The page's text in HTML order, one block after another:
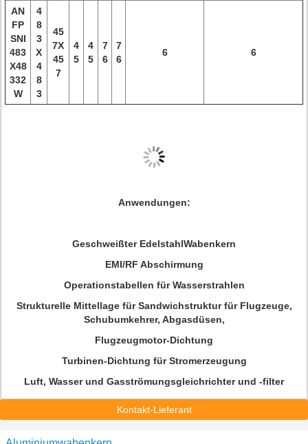
AN
FP
SNI
483
X48
332
W
4
8
3
X
4
8
3
45
7X
45
7
4
5
4
5
7
6
7
6
6 6
Anwendungen:
Geschweißter EdelstahlWabenkern
EMI/RF Abschirmung
Operationstabellen für Wasserstrahlen
Strukturelle Mittellage für Sandwichstruktur für Flugzeuge,
Schubumkehrer, Abgasdüsen,
Flugzeugmotor-Dichtung
Turbinen-Dichtung für Stromerzeugung
Luft, Wasser und Gasströmungsgleichrichter und -filter
Kontakt-Lieferant